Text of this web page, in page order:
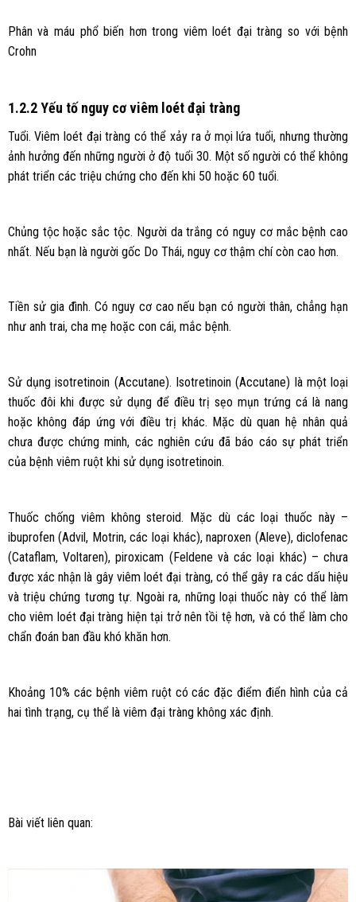
Phân và máu phổ biến hơn trong viêm loét đại tràng so với bệnh
Crohn
1.2.2 Yếu tố nguy cơ viêm loét đại tràng
Tuổi. Viêm loét đại tràng có thể xảy ra ở mọi lứa tuổi, nhưng thường
ảnh hưởng đến những người ở độ tuổi 30. Một số người có thể không
phát triển các triệu chứng cho đến khi 50 hoặc 60 tuổi.
Chủng tộc hoặc sắc tộc. Người da trắng có nguy cơ mắc bệnh cao
nhất. Nếu bạn là người gốc Do Thái, nguy cơ thậm chí còn cao hơn.
Tiền sử gia đình. Có nguy cơ cao nếu bạn có người thân, chẳng hạn
như anh trai, cha mẹ hoặc con cái, mắc bệnh.
Sử dụng isotretinoin (Accutane). Isotretinoin (Accutane) là một loại
thuốc đôi khi được sử dụng để điều trị sẹo mụn trứng cá là nang
hoặc không đáp ứng với điều trị khác. Mặc dù quan hệ nhân quả
chưa được chứng minh, các nghiên cứu đã báo cáo sự phát triển
của bệnh viêm ruột khi sử dụng isotretinoin.
Thuốc chống viêm không steroid. Mặc dù các loại thuốc này –
ibuprofen (Advil, Motrin, các loại khác), naproxen (Aleve), diclofenac
(Cataflam, Voltaren), piroxicam (Feldene và các loại khác) – chưa
được xác nhận là gây viêm loét đại tràng, có thể gây ra các dấu hiệu
và triệu chứng tương tự. Ngoài ra, những loại thuốc này có thể làm
cho viêm loét đại tràng hiện tại trở nên tồi tệ hơn, và có thể làm cho
chẩn đoán ban đầu khó khăn hơn.
Khoảng 10% các bệnh viêm ruột có các đặc điểm điển hình của cả
hai tình trạng, cụ thể là viêm đại tràng không xác định.
Bài viết liên quan: